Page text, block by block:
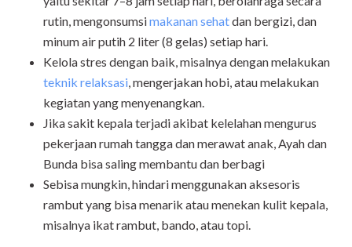
rutin, mengonsumsimakanan sehatdan bergizi, dan
minum air putih 2 liter (8 gelas) setiap hari.
Kelola stres dengan baik, misalnya dengan melakukan
teknik relaksasi , mengerjakan hobi, atau melakukan
kegiatan yang menyenangkan.
Jika sakit kepala terjadi akibat kelelahan mengurus
pekerjaan rumah tangga dan merawat anak, Ayah dan
Bunda bisa saling membantu dan berbagi
Sebisa mungkin, hindari menggunakan aksesoris
rambut yang bisa menarik atau menekan kulit kepala,
misalnya ikat rambut, bando, atau topi.